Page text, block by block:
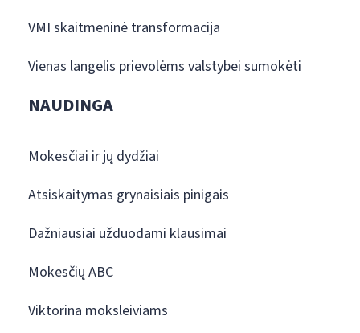
VMI skaitmeninė transformacija
Vienas langelis prievolėms valstybei sumokėti
NAUDINGA
Mokesčiai ir jų dydžiai
Atsiskaitymas grynaisiais pinigais
Dažniausiai užduodami klausimai
Mokesčių ABC
Viktorina moksleiviams